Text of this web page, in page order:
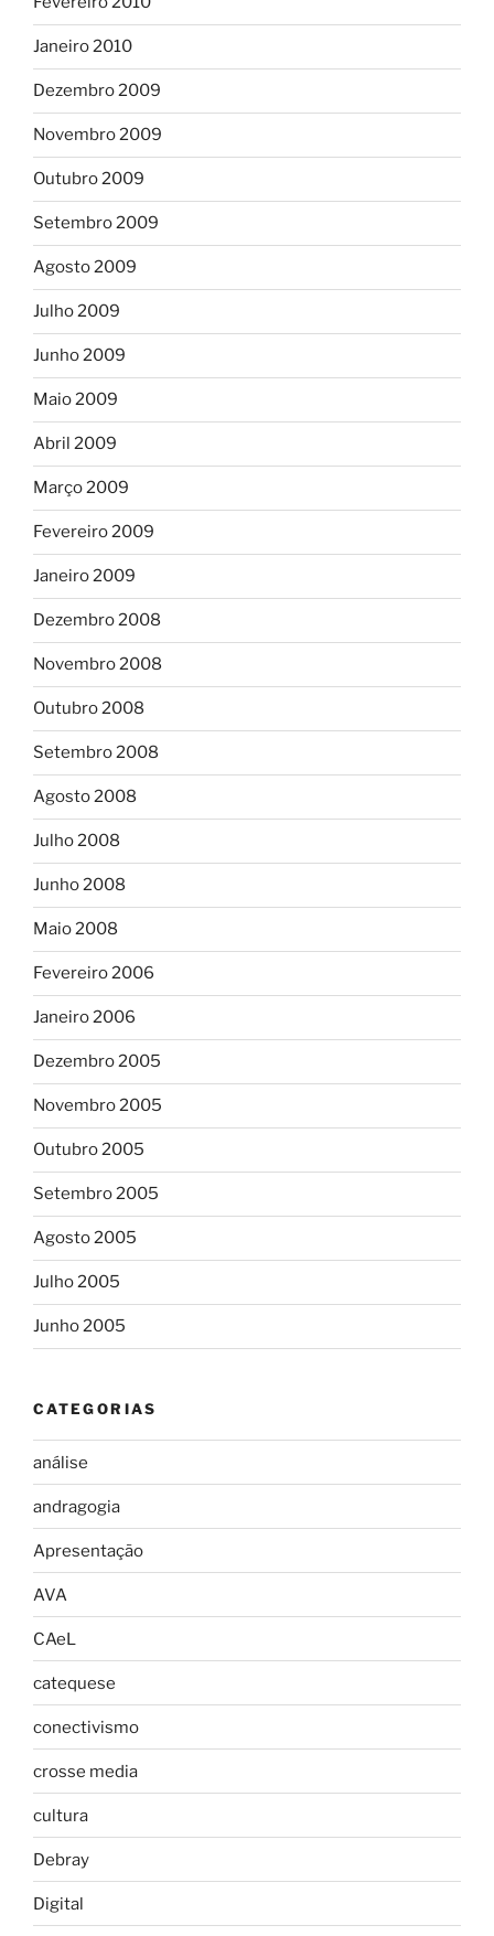
Janeiro 2010
Dezembro 2009
Novembro 2009
Outubro 2009
Setembro 2009
Agosto 2009
Julho 2009
Junho 2009
Maio 2009
Abril 2009
Março 2009
Fevereiro 2009
Janeiro 2009
Dezembro 2008
Novembro 2008
Outubro 2008
Setembro 2008
Agosto 2008
Julho 2008
Junho 2008
Maio 2008
Fevereiro 2006
Janeiro 2006
Dezembro 2005
Novembro 2005
Outubro 2005
Setembro 2005
Agosto 2005
Julho 2005
Junho 2005
CATEGORIAS
análise
andragogia
Apresentação
AVA
CAeL
catequese
conectivismo
crosse media
cultura
Debray
Digital